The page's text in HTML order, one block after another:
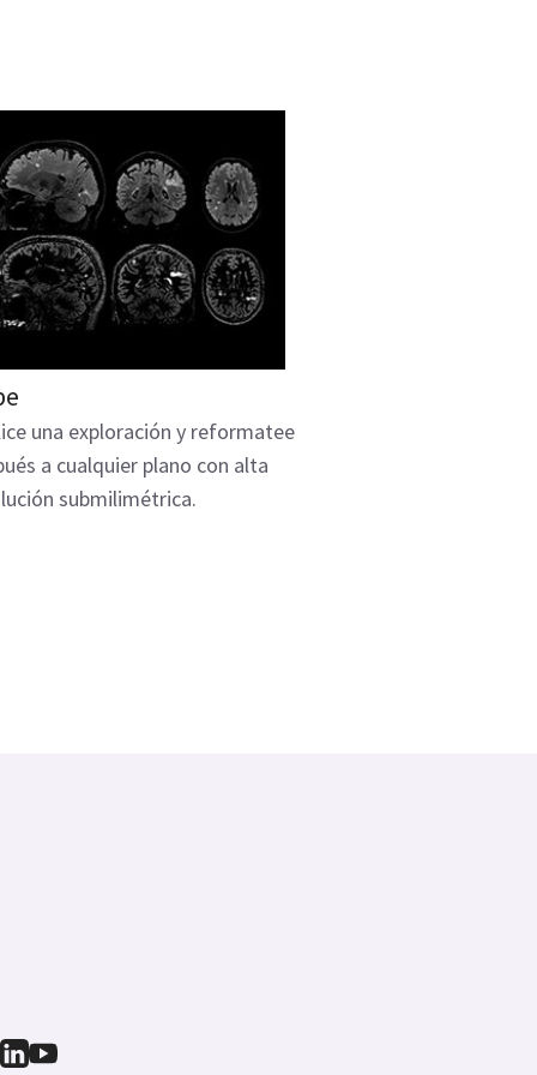
una exploración y reformatee
a cualquier plano con alta
submilimétrica.